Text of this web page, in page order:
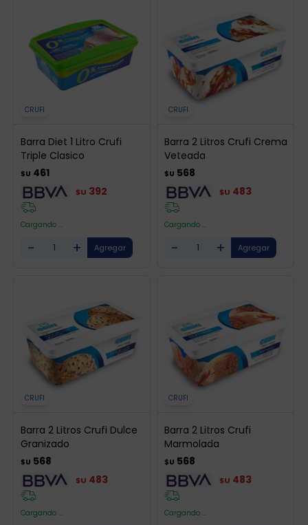
CRUFI
Barra Diet 1 Litro Crufi
Triple Clasico
$U 461
$U 392
Cargando ...
- +
CRUFI
Barra 2 Litros Crufi Crema
Veteada
$U 568
$U 483
Cargando ...
- +
CRUFI
Barra 2 Litros Crufi Dulce
Granizado
$U 568
$U 483
Cargando ...
CRUFI
Barra 2 Litros Crufi
Marmolada
$U 568
$U 483
Cargando ...